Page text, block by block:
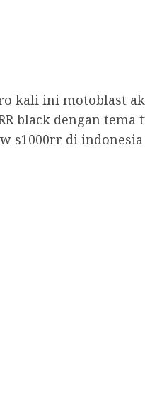
kali ini motoblast
black dengan
s1000rr di